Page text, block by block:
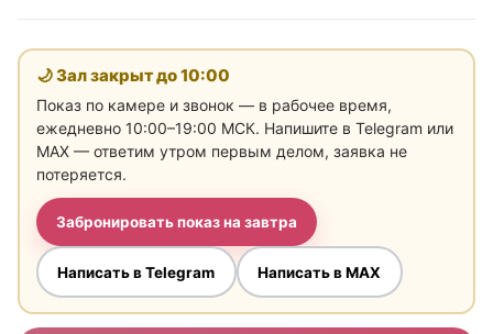
🌙 Зал закрыт до10:00
Показ по камере и звонок — в рабочее время,
ежедневно 10:00–19:00 МСК. Напишите в Telegram или
MAX — ответим утром первым делом, заявка не
потеряется.
Забронировать показ на завтра
Написать в Telegram Написать в MAX